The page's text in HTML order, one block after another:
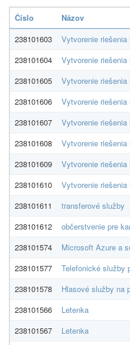
Číslo Názov
238101603
Vytvorenie
238101604
Vytvorenie
238101605
Vytvorenie
238101606
Vytvorenie riešenia
238101607
Vytvorenie
238101608
Vytvorenie riešenia
238101609
Vytvorenie riešenia
238101610
Vytvorenie
238101611
transferové služby
238101612
občerstvenie pre
238101574
Microsoft Azure a
238101577
Telefonické služby
238101578
Hlasové služby na
238101566
Letenka
238101567
Letenka